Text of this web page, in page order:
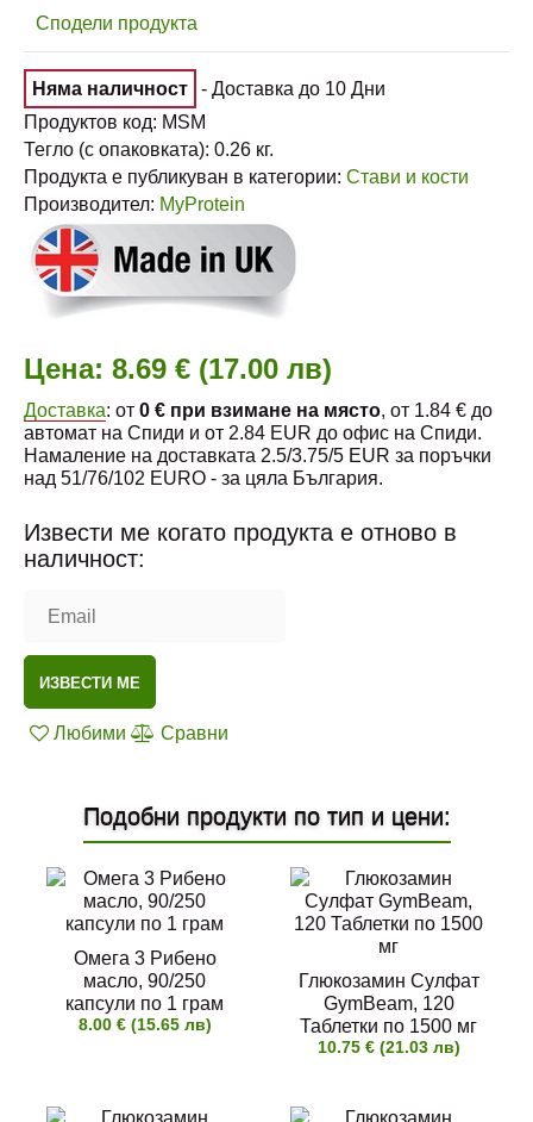
Сподели продукта
Няма наличност
- Доставка до 10 Дни
Продуктов код: MSM
Тегло (с опаковката): 0.26 кг.
Продукта е публикуван в категории: Стави и кости
Производител: MyProtein
Цена: 8.69 € (17.00 лв)
Доставка: от 0 € при взимане на място, от 1.84 € до
автомат на Спиди и от 2.84 EUR до офис на Спиди.
Намаление на доставката 2.5/3.75/5 EUR за поръчки
над 51/76/102 EURO - за цяла България.
Извести ме когато продукта е отново в
наличност:
ИЗВЕСТИ МЕ
Любими Сравни
Подобни продукти по тип и цени:
Омега 3 Рибено
масло, 90/250
капсули по 1 грам
8.00 € (15.65 лв)
Глюкозамин Сулфат
GymBeam, 120
Таблетки по 1500 мг
10.75 € (21.03 лв)